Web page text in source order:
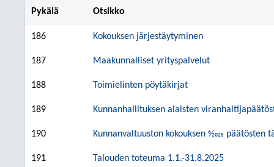
Pykälä Otsikko
186 Kokouksen järjestäytyminen
187 Maakunnalliset yrityspalvelut
188 Toimielinten pöytäkirjat
189 Kunnanhallituksen alaisten
190 Kunnanvaltuuston kokouksen 6⁄2025
191 Talouden toteuma 1.1.-31.8.2025